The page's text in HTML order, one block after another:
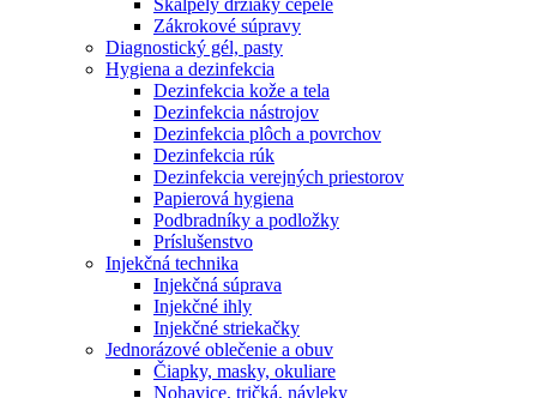
Zákrokové súpravy
Diagnostický gél, pasty
Hygiena a dezinfekcia
Dezinfekcia kože a tela
Dezinfekcia nástrojov
Dezinfekcia plôch a povrchov
Dezinfekcia rúk
Dezinfekcia verejných priestorov
Papierová hygiena
Podbradníky a podložky
Príslušenstvo
Injekčná technika
Injekčná súprava
Injekčné ihly
Injekčné striekačky
Jednorázové oblečenie a obuv
Čiapky, masky, okuliare
Nohavice, tričká, návleky